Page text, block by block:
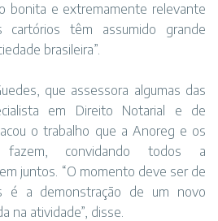
bonita e extremamente relevante
cartórios têm assumido grande
brasileira”.
que assessora algumas das
em Direito Notarial e de
o trabalho que a Anoreg e os
fazem, convidando todos a
juntos. “O momento deve ser de
é a demonstração de um novo
na atividade”, disse.